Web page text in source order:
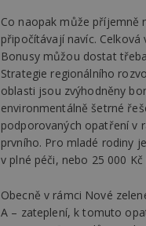
Co naopak může příjemně
připočítávají navíc.
Bonusy můžou dostat
Strategie regionálního
oblasti jsou zvýhodněny
environmentálně šetrné
podporovaných opatření v
prvního. Pro mladé rodiny
v plné péči, nebo 25 000
Obecně v rámci Nové
A – zateplení, k tomuto